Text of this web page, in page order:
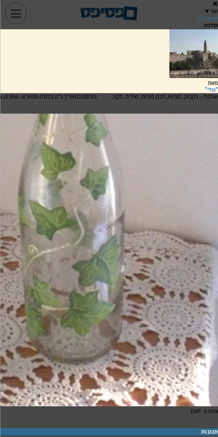
✖
עוד ▼
עבודות יד
שלכת
מאת
*שלי*
פורסם בתאריך כ"ט בכסלו תשע"א, 6.12.2010
אגרטל-, בקבוק, מפיות, דבק מפיות, טוליפ, לקה,
צפה ב-EXIF
תגובות